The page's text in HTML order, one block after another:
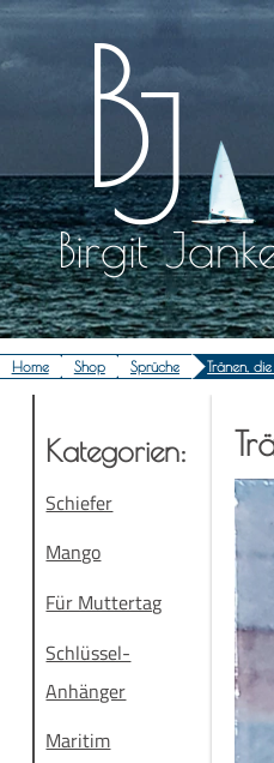
Zum
springen
Birgit
Home Shop Sprüche Tränen,
Kate­go­rien:
Schiefer
Mango
Für Muttertag
Schlüssel-
Anhänger
Maritim